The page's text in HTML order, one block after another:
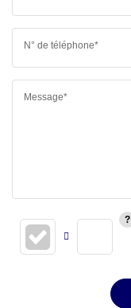
N° de téléphone*
Message*